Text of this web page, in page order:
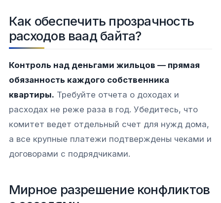
Как обеспечить прозрачность
расходов ваад байта?
Контроль над деньгами жильцов — прямая
обязанность каждого собственника
квартиры. Требуйте отчета о доходах и
расходах не реже раза в год. Убедитесь, что
комитет ведет отдельный счет для нужд дома,
а все крупные платежи подтверждены чеками и
договорами с подрядчиками.
Мирное разрешение конфликтов